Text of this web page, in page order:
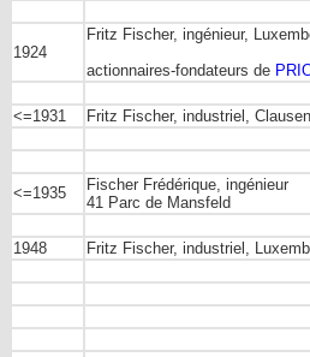
1924
Fritz Fischer, ingénieur,
actionnaires-fondateurs de
<=1931 Fritz Fischer, industriel,
<=1935
Fischer Frédérique, ingénieur
41 Parc de Mansfeld
1948 Fritz Fischer, industriel,